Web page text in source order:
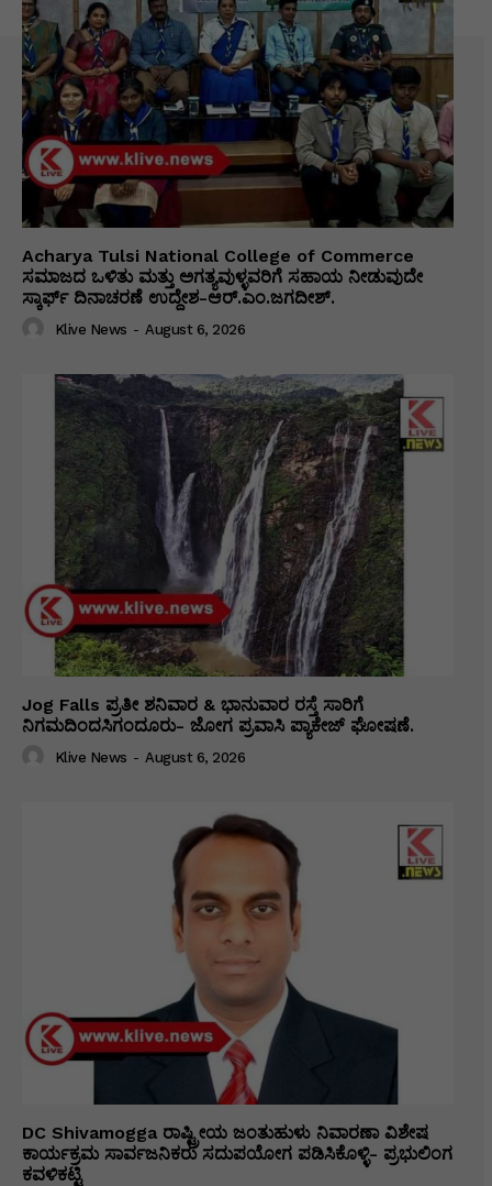
Acharya Tulsi National College of Commerce
ಸಮಾಜದ ಒಳಿತು ಮತ್ತು ಅಗತ್ಯವುಳ್ಳವರಿಗೆ ಸಹಾಯ ನೀಡುವುದೇ
ಸ್ಕಾರ್ಫ್ ದಿನಾಚರಣೆ ಉದ್ದೇಶ-ಆರ್.ಎಂ.ಜಗದೀಶ್.
Klive News - August 6, 2026
Jog Falls ಪ್ರತೀ ಶನಿವಾರ & ಭಾನುವಾರ ರಸ್ತೆ ಸಾರಿಗೆ
ನಿಗಮದಿಂದಸಿಗಂದೂರು- ಜೋಗ ಪ್ರವಾಸಿ ಪ್ಯಾಕೇಜ್ ಘೋಷಣೆ.
Klive News - August 6, 2026
DC Shivamogga ರಾಷ್ಟ್ರೀಯ ಜಂತುಹುಳು ನಿವಾರಣಾ ವಿಶೇಷ
ಕಾರ್ಯಕ್ರಮ ಸಾರ್ವಜನಿಕರು ಸದುಪಯೋಗ ಪಡಿಸಿಕೊಳ್ಳಿ- ಪ್ರಭುಲಿಂಗ
ಕವಳಿಕಟ್ಟಿ